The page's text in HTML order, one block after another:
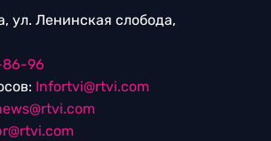
ул. Ленинская слобода,
86-96
Infortvi@rtvi.com